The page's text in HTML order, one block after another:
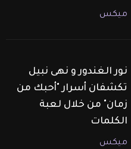
ميكس
نور الغندور و نهى نبيل
تكشفان أسرار "أحبك من
زمان" من خلال لعبة
الكلمات
ميكس